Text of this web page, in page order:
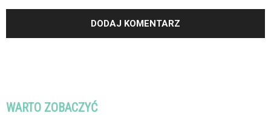
WARTO ZOBACZYĆ